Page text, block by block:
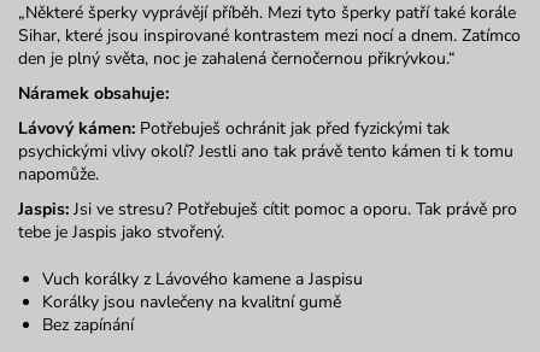
„Některé šperky vyprávějí příběh. Mezi tyto šperky patří také korále
Sihar, které jsou inspirované kontrastem mezi nocí a dnem. Zatímco
den je plný světa, noc je zahalená černočernou přikrývkou.“
Náramek obsahuje:
Lávový kámen: Potřebuješ ochránit jak před fyzickými tak
psychickými vlivy okolí? Jestli ano tak právě tento kámen ti k tomu
napomůže.
Jaspis: Jsi ve stresu? Potřebuješ cítit pomoc a oporu. Tak právě pro
tebe je Jaspis jako stvořený.
Vuch korálky z Lávového kamene a Jaspisu
Korálky jsou navlečeny na kvalitní gumě
Bez zapínání